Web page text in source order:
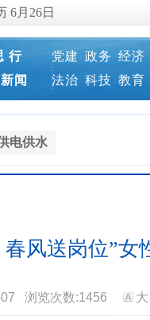
6月26日
行
闻
党建 政务 经济
法治 科技 教育
电供水
风送岗位”
浏览次数:1456 大